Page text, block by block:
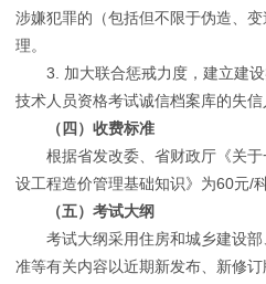
涉嫌犯罪的（包括但不限于伪造、
理。
3. 加大联合惩戒力度，建立建设
技术人员资格考试诚信档案库的失
（四）收费标准
根据省发改委、省财政厅《关于
设工程造价管理基础知识》为60元/
（五）考试大纲
考试大纲采用住房和城乡建设部
准等有关内容以近期新发布、新修订